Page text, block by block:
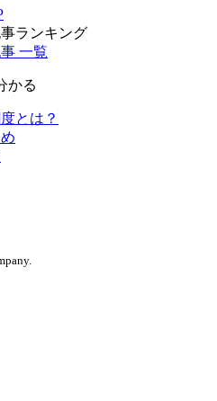
ランキング
一覧
かる
とは？